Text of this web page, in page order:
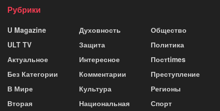
Рубрики
U Magazine
ULT TV
Актуальное
Без Категории
В Мире
Вторая
Духовность
Защита
Интересное
Комментарии
Культура
Национальная
Общество
Политика
Постtimes
Преступление
Регионы
Спорт